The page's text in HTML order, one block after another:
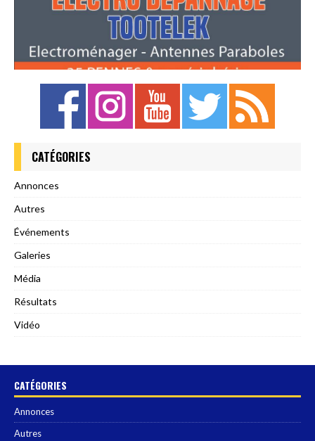
CATÉGORIES
Annonces
Autres
Événements
Galeries
Média
Résultats
Vidéo
CATÉGORIES
Annonces
Autres